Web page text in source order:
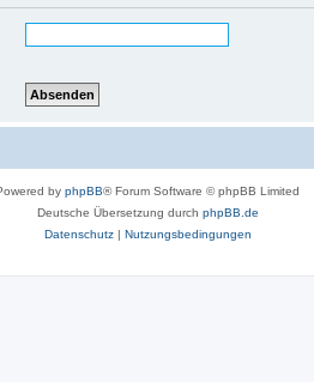
by phpBB® Forum Software © phpBB Limited
Deutsche Übersetzung durch phpBB.de
Datenschutz| Nutzungsbedingungen